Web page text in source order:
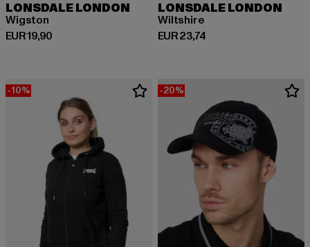
LONSDALE LONDON
Wigston
EUR 19,90
Huidige prijs: EUR 19,90
LONSDALE LONDON
Wiltshire
EUR 23,74
Huidige prijs: EUR 23,74
-10% -20%